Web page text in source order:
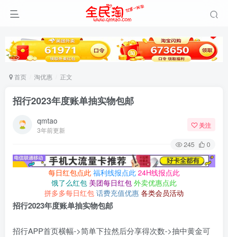
首页 淘优惠 正文
招行2023年度账单抽实物包邮
qmtao
3年前更新
关注
245 0
每日红包点此 福利线报点此 24H线报点此
饿了么红包 美团每日红包 外卖优惠点此
拼多多每日红包 话费充值优惠 各类会员活动
招行2023年度账单抽实物包邮
招行APP首页横幅->简单下拉然后分享得次数->抽中黄金可